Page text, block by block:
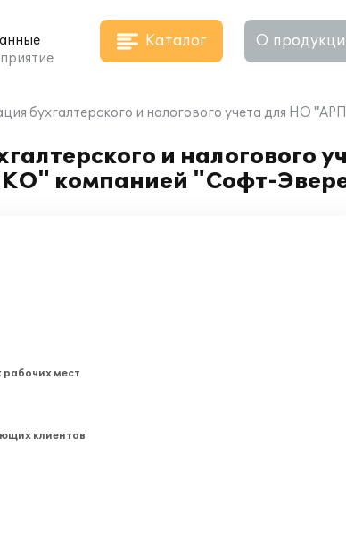
Каталог О
бухгалтерского и налогового учета для НО
и налогового
компанией "Софт-
мест
клиентов